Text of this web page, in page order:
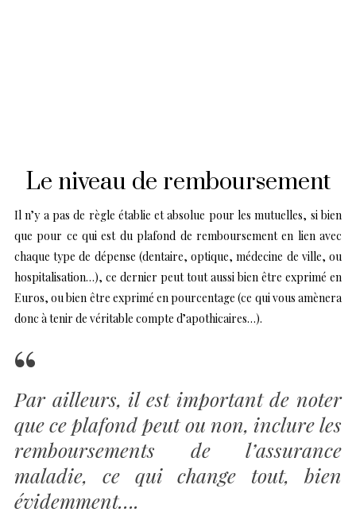
Le niveau de remboursement
Il n’y a pas de règle établie et absolue pour les mutuelles, si bien
que pour ce qui est du plafond de remboursement en lien avec
chaque type de dépense (dentaire, optique, médecine de ville, ou
hospitalisation…), ce dernier peut tout aussi bien être exprimé en
Euros, ou bien être exprimé en pourcentage (ce qui vous amènera
donc à tenir de véritable compte d’apothicaires…).
Par ailleurs, il est important de noter
que ce plafond peut ou non, inclure les
remboursements de l’assurance
maladie, ce qui change tout, bien
évidemment….